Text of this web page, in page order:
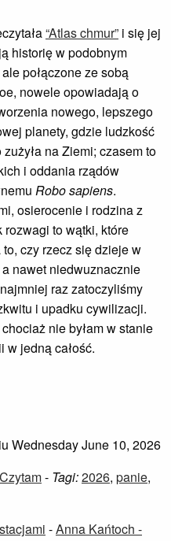
“Atlas chmur” i się jej
historię w podobnym
połączone ze sobą
nowele opowiadają o
nowego, lepszego
planety, gdzie ludzkość
na Ziemi; czasem to
i oddania rządów
Robo sapiens.
osierocenie i rodzina z
to wątki, które
czy rzecz się dzieje w
a nawet niedwuznacznie
raz zatoczyliśmy
i upadku cywilizacji.
nie byłam w stanie
w jedną całość.
Wednesday June 10, 2026
Czytam- Tagi:2026, panie,
-Anna Kańtoch -